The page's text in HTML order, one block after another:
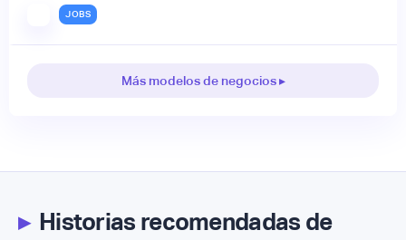
JOBS
Más modelos de negocios ▸
▸Historias recomendadas de